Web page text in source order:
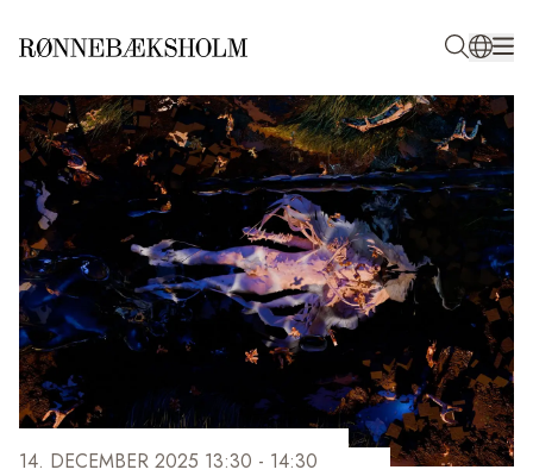
14. DECEMBER 2025 13:30 - 14:30